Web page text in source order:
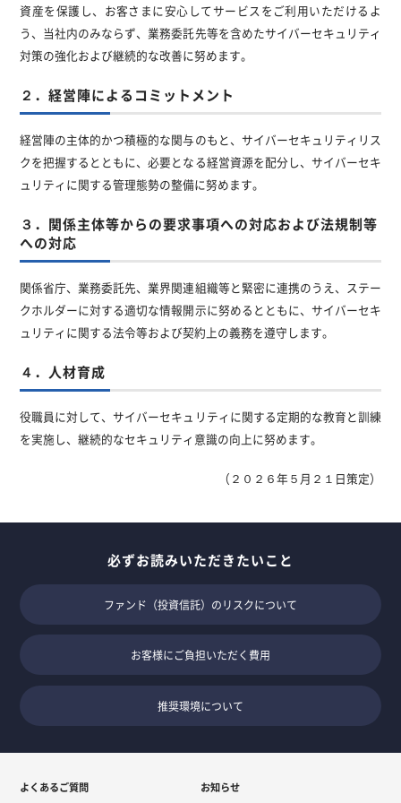
資産を保護し、お客さまに安心してサービスをご利用いただけるよ
う、当社内のみならず、業務委託先等を含めたサイバーセキュリティ
対策の強化および継続的な改善に努めます。
２．経営陣によるコミットメント
経営陣の主体的かつ積極的な関与のもと、サイバーセキュリティリス
クを把握するとともに、必要となる経営資源を配分し、サイバーセキ
ュリティに関する管理態勢の整備に努めます。
３．関係主体等からの要求事項への対応および法規制等
への対応
関係省庁、業務委託先、業界関連組織等と緊密に連携のうえ、ステー
クホルダーに対する適切な情報開示に努めるとともに、サイバーセキ
ュリティに関する法令等および契約上の義務を遵守します。
４．人材育成
役職員に対して、サイバーセキュリティに関する定期的な教育と訓練
を実施し、継続的なセキュリティ意識の向上に努めます。
（２０２６年５月２１日策定）
必ずお読みいただきたいこと
ファンド（投資信託）のリスクについて
お客様にご負担いただく費用
推奨環境について
よくあるご質問 お知らせ